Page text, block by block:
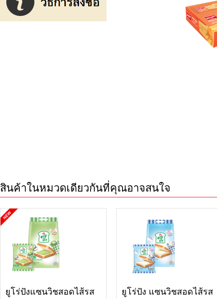
สินค้าในหมวดเดียวกันที่คุณอาจสนใจ
ยูโร่ปังแซนวิชสอดไส้รส
ยูโร่ปัง แซนวิชสอดไส้รส